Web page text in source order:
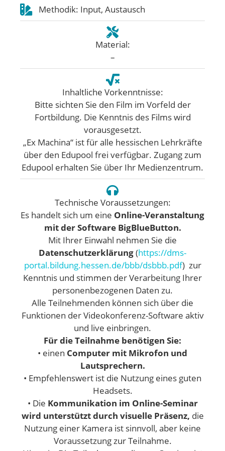
Methodik: Input, Austausch
Material:
–
Inhaltliche Vorkenntnisse:
Bitte sichten Sie den Film im Vorfeld der
Fortbildung. Die Kenntnis des Films wird
vorausgesetzt.
„Ex Machina“ ist für alle hessischen Lehrkräfte
über den Edupool frei verfügbar. Zugang zum
Edupool erhalten Sie über Ihr Medienzentrum.
Technische Voraussetzungen:
Es handelt sich um eine Online-Veranstaltung
mit der Software BigBlueButton.
Mit Ihrer Einwahl nehmen Sie die
Datenschutzerklärung(https://dms-
portal.bildung.hessen.de/bbb/dsbbb.pdf) zur
Kenntnis und stimmen der Verarbeitung Ihrer
personenbezogenen Daten zu.
Alle Teilnehmenden können sich über die
Funktionen der Videokonferenz-Software aktiv
und live einbringen.
Für die Teilnahme benötigen Sie:
• einen Computer mit Mikrofon und
Lautsprechern.
• Empfehlenswert ist die Nutzung eines guten
Headsets.
• Die Kommunikation im Online-Seminar
wird unterstützt durch visuelle Präsenz, die
Nutzung einer Kamera ist sinnvoll, aber keine
Voraussetzung zur Teilnahme.